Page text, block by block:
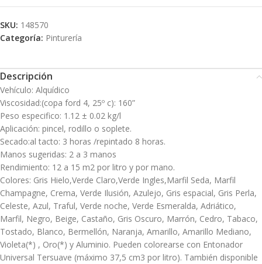
SKU: 148570
Categoría: Pinturería
Descripción
Vehículo: Alquídico
Viscosidad:(copa ford 4, 25º c): 160”
Peso especifico: 1.12 ± 0.02 kg/l
Aplicación: pincel, rodillo o soplete.
Secado:al tacto: 3 horas /repintado 8 horas.
Manos sugeridas: 2 a 3 manos
Rendimiento: 12 a 15 m2 por litro y por mano.
Colores: Gris Hielo,Verde Claro,Verde Ingles,Marfil Seda, Marfil
Champagne, Crema, Verde Ilusión, Azulejo, Gris espacial, Gris Perla,
Celeste, Azul, Traful, Verde noche, Verde Esmeralda, Adriático,
Marfil, Negro, Beige, Castaño, Gris Oscuro, Marrón, Cedro, Tabaco,
Tostado, Blanco, Bermellón, Naranja, Amarillo, Amarillo Mediano,
Violeta(*) , Oro(*) y Aluminio. Pueden colorearse con Entonador
Universal Tersuave (máximo 37,5 cm3 por litro). También disponible